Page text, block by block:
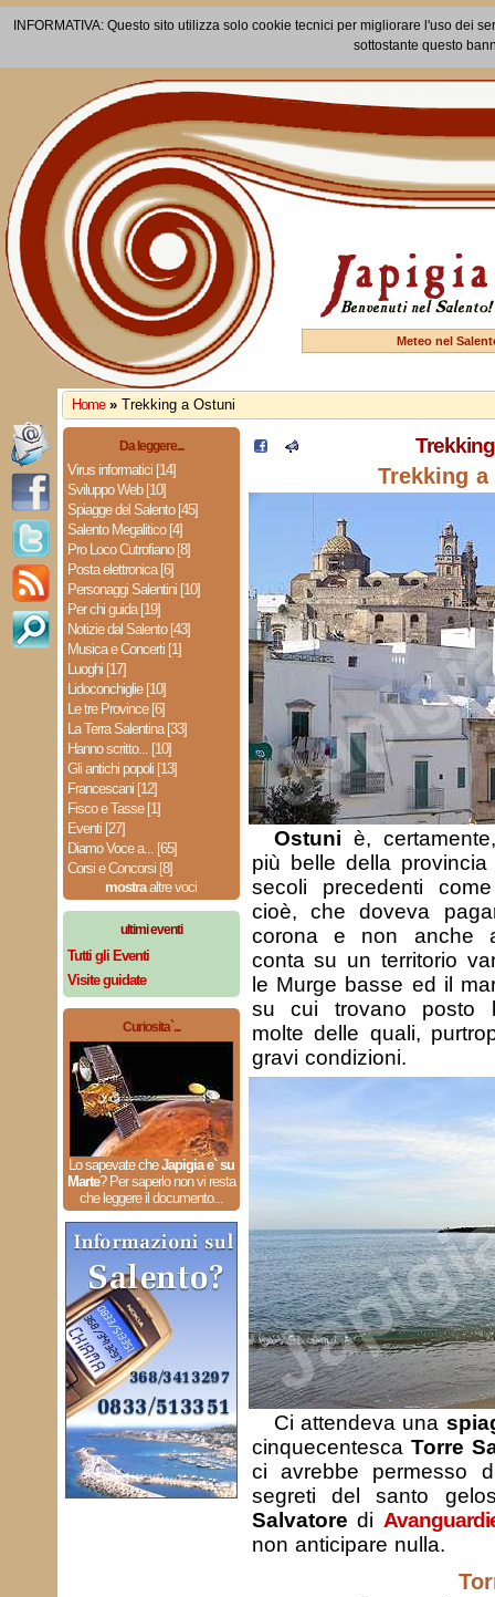
INFORMATIVA: Questo sito utilizza solo cookie tecnici per migliorare l'uso dei
sottostante questo
Meteo nel
Home » Trekking a Ostuni
Da leggere...
Virus informatici [14]
Sviluppo Web [10]
Spiagge del Salento [45]
Salento Megalitico [4]
Pro Loco Cutrofiano [8]
Posta elettronica [6]
Personaggi Salentini [10]
Per chi guida [19]
Notizie dal Salento [43]
Musica e Concerti [1]
Luoghi [17]
Lidoconchiglie [10]
Le tre Province [6]
La Terra Salentina [33]
Hanno scritto... [10]
Gli antichi popoli [13]
Francescani [12]
Fisco e Tasse [1]
Eventi [27]
Diamo Voce a... [65]
Corsi e Concorsi [8]
mostraaltre voci
ultimi eventi
Tutti gli Eventi
Visite guidate
Curiosita`...
Lo sapevate cheJapigia e` su
Marte? Per saperlo non vi resta
che leggere il documento...
Trekking
Ostuni è,
più belle della
secoli precedenti
cioè, che doveva
corona e non anche
conta su un territorio
le Murge basse ed il
su cui trovano
molte delle quali,
gravi condizioni.
Ci attendeva una
cinquecentesca Torre
ci avrebbe permesso
segreti del santo
Salvatore di
non anticipare nulla.